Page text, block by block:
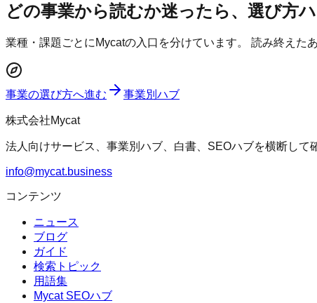
どの事業から読むか迷ったら、選び方
業種・課題ごとにMycatの入口を分けています。 読み終えた
事業の選び方へ進む 事業別ハブ
株式会社Mycat
法人向けサービス、事業別ハブ、白書、SEOハブを横断して
info@mycat.business
コンテンツ
ニュース
ブログ
ガイド
検索トピック
用語集
Mycat SEOハブ